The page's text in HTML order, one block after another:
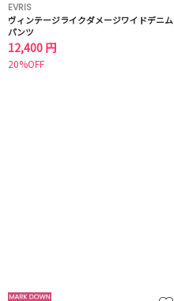
EVRIS
ヴィンテージライクダメージワイドデニム
パンツ
12,400 円
20%OFF